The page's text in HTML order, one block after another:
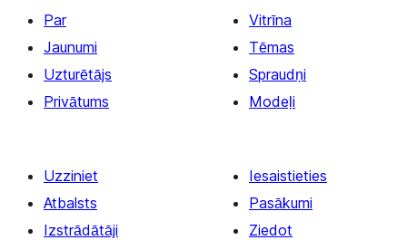
Par
Jaunumi
Uzturētājs
Privātums
Vitrīna
Tēmas
Spraudņi
Modeļi
Uzziniet
Atbalsts
Izstrādātāji
Iesaistieties
Pasākumi
Ziedot